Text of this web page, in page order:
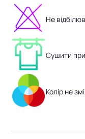
Не
Сушити при
Колір не